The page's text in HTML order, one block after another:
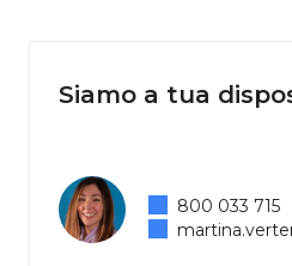
Siamo a tua
800 033 715